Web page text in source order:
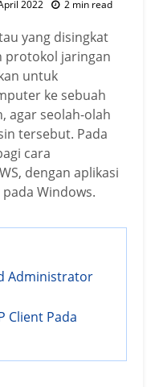
2022 2 min read
yang disingkat
protokol jaringan
untuk
ke sebuah
agar seolah-olah
tersebut. Pada
cara
dengan aplikasi
Windows.
Administrator
Client Pada